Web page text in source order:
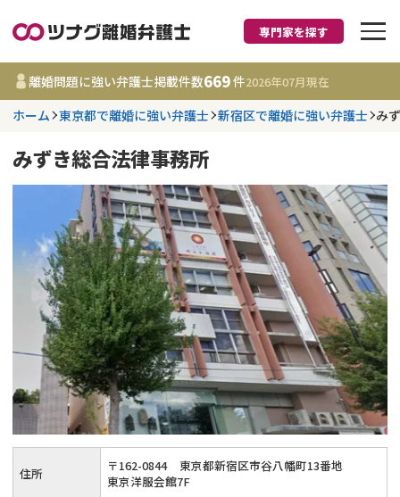
離婚に強い弁護士
都道府県を選択
更新日 : 2026年07月31日
相談内容で探す
離婚前相談
離婚裁判
DV
不貞・不倫慰謝料請求
費用相場
コラム
財産分与
養育費
専門家を探す
離婚問題に強い弁護士掲載件数669件2026年07月現在
ホーム 東京都で離婚に強い弁護士 新宿区で離婚に強い弁護士 み
みずき総合法律事務所
住所 〒162-0844
東京都新宿区市谷八幡町13番地
東京洋服会館7F